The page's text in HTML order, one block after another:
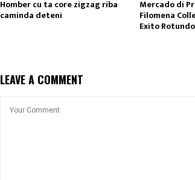
Homber cu ta core zigzag riba
caminda deteni
Mercado di
Filomena
Exito Rotundo
LEAVE A COMMENT